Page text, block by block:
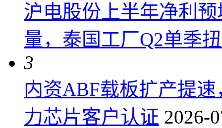
沪电股份上半年净利
量，泰国工厂Q2单季
3
内资ABF载板扩产提
力芯片客户认证 2026-